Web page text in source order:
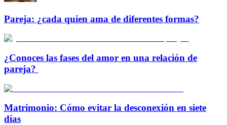
Pareja: ¿cada quien ama de diferentes formas?
¿Conoces las fases del amor en una relación de
pareja?
Matrimonio: Cómo evitar la desconexión en siete
días